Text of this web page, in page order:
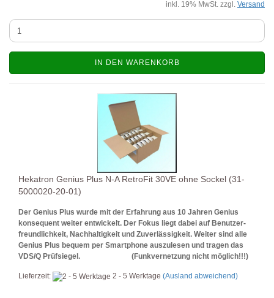
inkl. 19% MwSt. zzgl. Versand
IN DEN WARENKORB
Hekatron Genius Plus N-A RetroFit 30VE ohne Sockel (31-
5000020-20-01)
Der Genius Plus wurde mit der Erfahrung aus 10 Jahren Genius
konsequent weiter entwickelt. Der Fokus liegt dabei auf Benutzer-
freundlichkeit, Nachhaltigkeit und Zuverlässigkeit. Weiter sind alle
Genius Plus bequem per Smartphone auszulesen und tragen das
VDS/Q Prüfsiegel. (Funkvernetzung nicht möglich!!!)
Lieferzeit: 2 - 5 Werktage (Ausland abweichend)